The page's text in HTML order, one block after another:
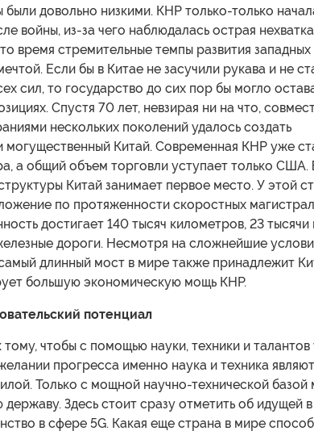
были довольно низкими. КНР только-только
войны, из-за чего наблюдалась острая
время стремительные темпы развития
Если бы в Китае не засучили рукава и не
сил, то государство до сих пор бы могло
Спустя 70 лет, невзирая ни на что,
нескольких поколений удалось создать
могущественный Китай. Современная КНР уже
а общий объем торговли уступает только США.
Китай занимает первое место. У этой
по протяженности скоростных
достигает 140 тысяч километров, 23 тысячи
дороги. Несмотря на сложнейшие
длинный мост в мире также принадлежит
большую экономическую мощь КНР.
потенциал
тому, чтобы с помощью науки, техники и талантов
прогресса именно наука и техника
Только с мощной научно-технической
державу. Здесь стоит сразу отметить об идущей
в сфере 5G. Какая еще страна в мире